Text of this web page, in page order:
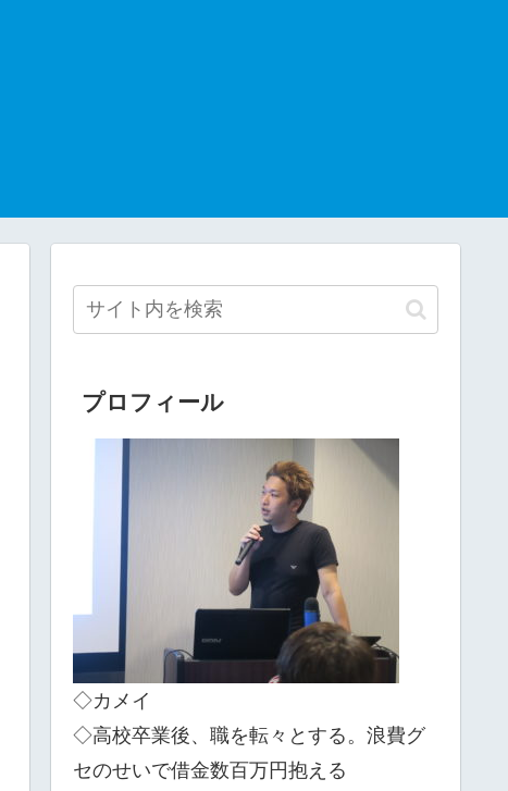
プロフィール
◇カメイ
◇高校卒業後、職を転々とする。浪費グ
セのせいで借金数百万円抱える